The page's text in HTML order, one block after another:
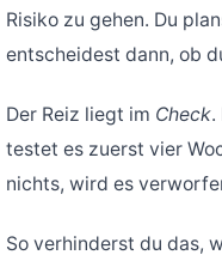
Risiko zu gehen. Du
entscheidest dann, ob
Der Reiz liegt im Check.
testet es zuerst vier
nichts, wird es
So verhinderst du das,